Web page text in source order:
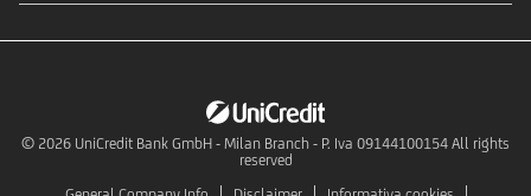
© 2026 UniCredit Bank GmbH - Milan Branch - P. Iva 09144100154 All rights
reserved